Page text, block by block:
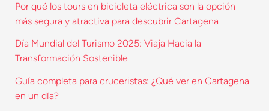
Por qué los tours en bicicleta eléctrica son la opción
más segura y atractiva para descubrir Cartagena
Día Mundial del Turismo 2025: Viaja Hacia la
Transformación Sostenible
Guía completa para cruceristas: ¿Qué ver en Cartagena
en un día?